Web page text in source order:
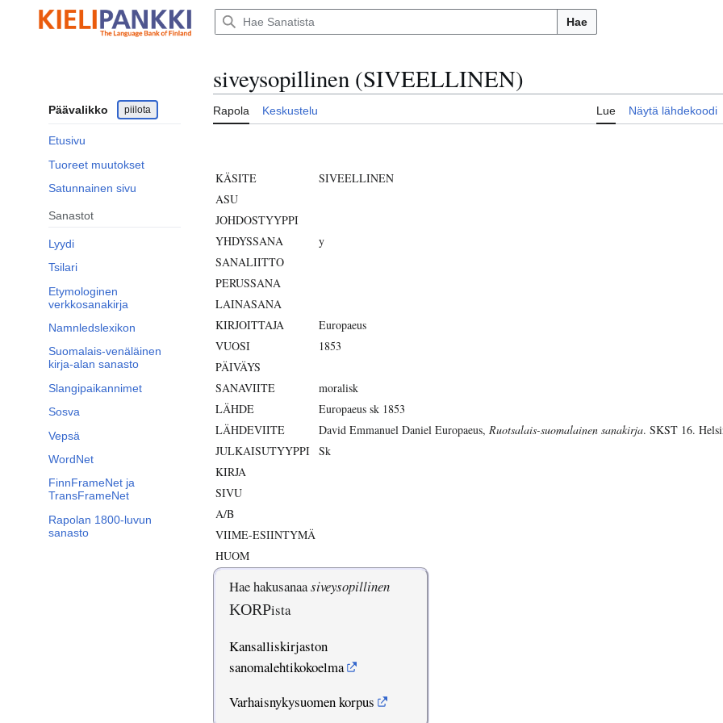
sisältöön
Hae
Päävalikko piilota
Etusivu
Tuoreet muutokset
Satunnainen sivu
Sanastot
Lyydi
Tsilari
Etymologinen
verkkosanakirja
Namnledslexikon
Suomalais-venäläinen
kirja-alan sanasto
Slangipaikannimet
Sosva
Vepsä
WordNet
FinnFrameNet ja
TransFrameNet
Rapolan 1800-luvun
sanasto
siveysopillinen (SIVEELLINEN)
Rapola Keskustelu Lue Näytä lähdekoodi
KÄSITE
SIVEELLINEN
ASU
JOHDOSTYYPPI
YHDYSSANA
y
SANALIITTO
PERUSSANA
LAINASANA
KIRJOITTAJA
Europaeus
VUOSI
1853
PÄIVÄYS
SANAVIITE
moralisk
LÄHDE
Europaeus sk 1853
LÄHDEVIITE
David Emmanuel Daniel Europaeus, Ruotsalais-suomalainen sanakirja. SKST 16.
JULKAISUTYYPPI Sk
KIRJA
SIVU
A/B
VIIME-ESIINTYMÄ
HUOM
Hae hakusanaasiveysopillinen
KORPista
Kansalliskirjaston
sanomalehtikokoelma
Varhaisnykysuomen korpus